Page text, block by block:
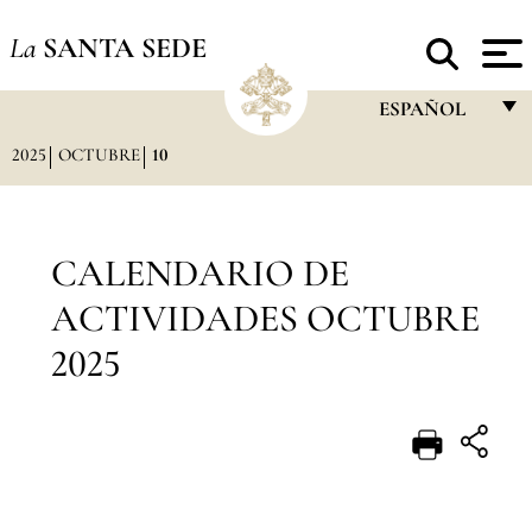
La SANTA SEDE
ESPAÑOL
POLSKI
2025 OCTUBRE 10
CALENDARIO DE
ACTIVIDADES OCTUBRE
2025